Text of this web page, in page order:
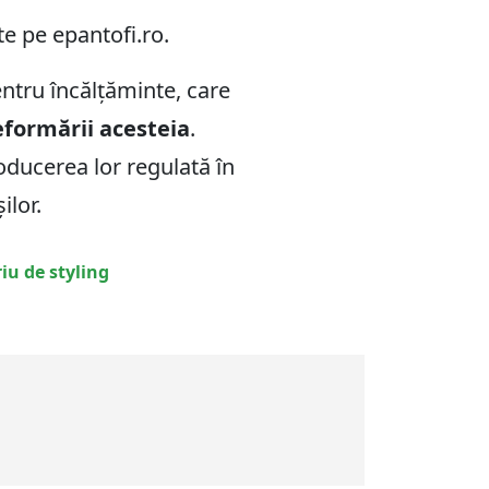
pe epantofi.ro.
încălțăminte, care
acesteia.
lor regulată în
de styling